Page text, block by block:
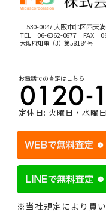
〒530-0047 大阪市北区西天
TEL 06-6362-0677FAX
大阪府知事（3）第58184号
お電話での査定はこちら
定休日: 火曜日・水曜日
※当社規定により買